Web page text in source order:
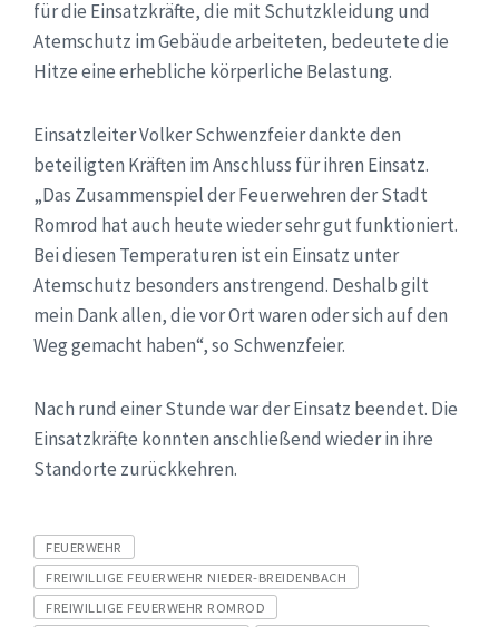
für die Einsatzkräfte, die mit Schutzkleidung und
Atemschutz im Gebäude arbeiteten, bedeutete die
Hitze eine erhebliche körperliche Belastung.
Einsatzleiter Volker Schwenzfeier dankte den
beteiligten Kräften im Anschluss für ihren Einsatz.
„Das Zusammenspiel der Feuerwehren der Stadt
Romrod hat auch heute wieder sehr gut funktioniert.
Bei diesen Temperaturen ist ein Einsatz unter
Atemschutz besonders anstrengend. Deshalb gilt
mein Dank allen, die vor Ort waren oder sich auf den
Weg gemacht haben“, so Schwenzfeier.
Nach rund einer Stunde war der Einsatz beendet. Die
Einsatzkräfte konnten anschließend wieder in ihre
Standorte zurückkehren.
Tags
FEUERWEHR
FREIWILLIGE FEUERWEHR NIEDER-BREIDENBACH
FREIWILLIGE FEUERWEHR ROMROD